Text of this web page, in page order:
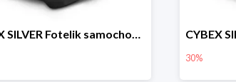
CYBEX SILVER Fotelik samochodowy
30%